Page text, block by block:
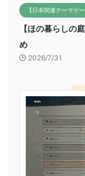
【日本関連テーマゲー
【ほの暮らしの
め
2026/7/31